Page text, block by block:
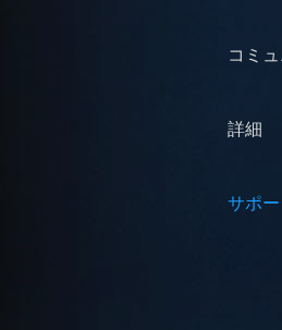
コミ
詳細
サポー